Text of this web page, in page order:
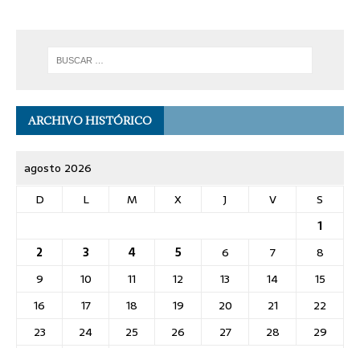
ARCHIVO HISTÓRICO
agosto 2026
D
L M X J V
S
1
2
3 4 5 6 7
8
9
10 11 12 13 14
15
16
17 18 19 20 21
22
23
24 25 26 27 28
29